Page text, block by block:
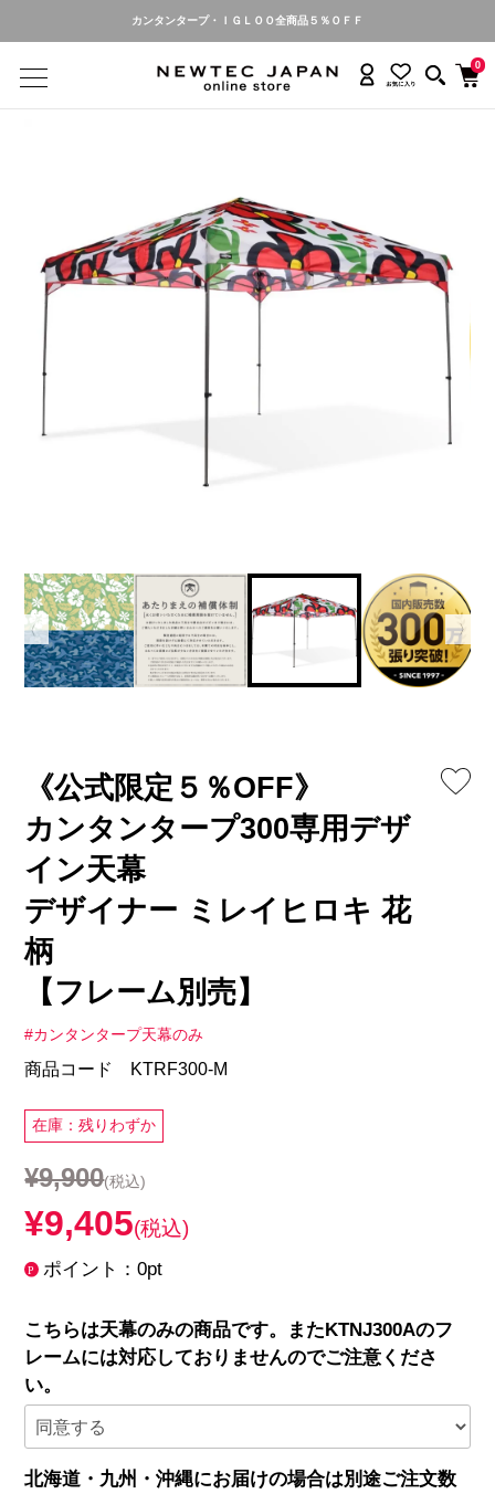
カンタンタープ・ＩＧＬＯＯ全商品５％ＯＦＦ
0
《公式限定５％OFF》
カンタンタープ300専用デザ
イン天幕
デザイナー ミレイヒロキ 花
柄
【フレーム別売】
#カンタンタープ天幕のみ
商品コード KTRF300-M
在庫：残りわずか
¥9,900(税込)
¥9,405(税込)
ポイント：0pt
こちらは天幕のみの商品です。またKTNJ300Aのフ
レームには対応しておりませんのでご注意くださ
い。
北海道・九州・沖縄にお届けの場合は別途ご注文数